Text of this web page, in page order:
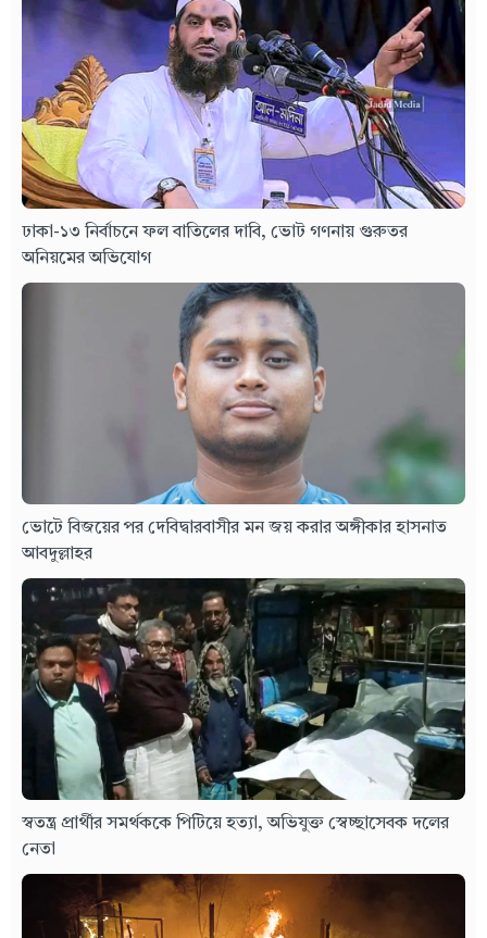
ঢাকা-১৩ নির্বাচনে ফল বাতিলের দাবি, ভোট গণনায় গুরুতর
অনিয়মের অভিযোগ
ভোটে বিজয়ের পর দেবিদ্বারবাসীর মন জয় করার অঙ্গীকার হাসনাত
আবদুল্লাহর
স্বতন্ত্র প্রার্থীর সমর্থককে পিটিয়ে হত্যা, অভিযুক্ত স্বেচ্ছাসেবক দলের
নেতা